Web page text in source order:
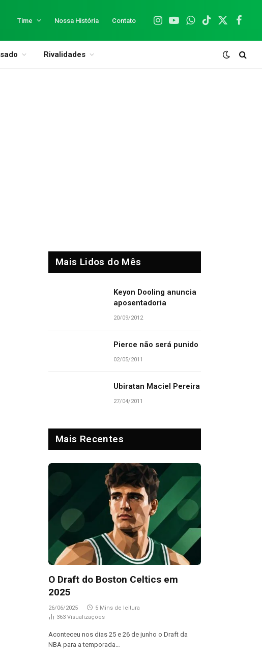
Time Nossa História Contato
Instagram
YouTubeWhatsApp
TikTok
X
Rivalidades
Mais Lidos do Mês
Keyon Dooling anuncia
aposentadoria
20/09/2012
Pierce não será punido
02/05/2011
Ubiratan Maciel Pereira
27/04/2011
Mais Recentes
O Draft do Boston Celtics em
2025
26/06/2025
5 Mins de leitura
363 Visualizações
Aconteceu nos dias 25 e 26 de junho o Draft da
NBA para a temporada…